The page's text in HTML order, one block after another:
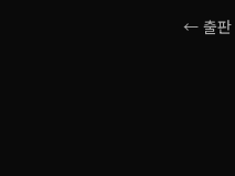
← 출판